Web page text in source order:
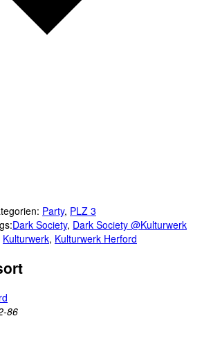
Party, PLZ 3
Dark Society, Dark Society @Kulturwerk
Kulturwerk, Kulturwerk Herford
86